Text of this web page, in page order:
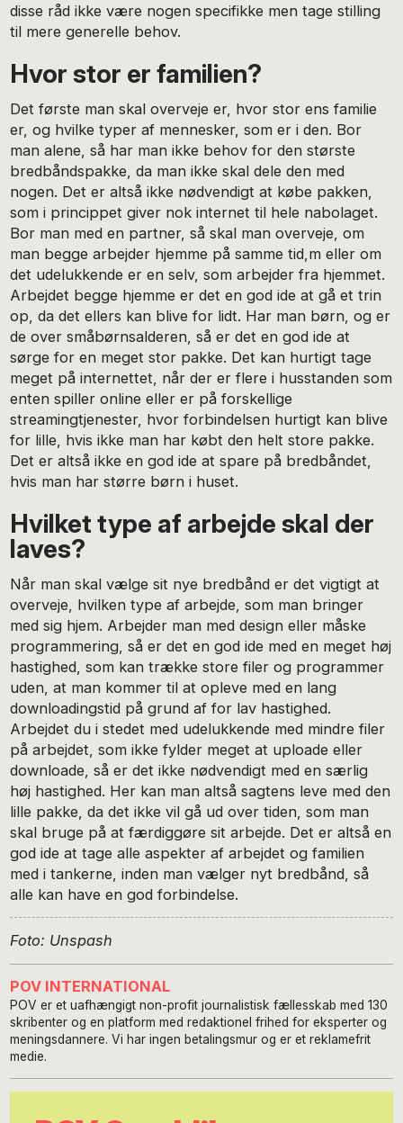
disse råd ikke være nogen specifikke men tage stilling
til mere generelle behov.
Hvor stor er familien?
Det første man skal overveje er, hvor stor ens familie
er, og hvilke typer af mennesker, som er i den. Bor
man alene, så har man ikke behov for den største
bredbåndspakke, da man ikke skal dele den med
nogen. Det er altså ikke nødvendigt at købe pakken,
som i princippet giver nok internet til hele nabolaget.
Bor man med en partner, så skal man overveje, om
man begge arbejder hjemme på samme tid,m eller om
det udelukkende er en selv, som arbejder fra hjemmet.
Arbejdet begge hjemme er det en god ide at gå et trin
op, da det ellers kan blive for lidt. Har man børn, og er
de over småbørnsalderen, så er det en god ide at
sørge for en meget stor pakke. Det kan hurtigt tage
meget på internettet, når der er flere i husstanden som
enten spiller online eller er på forskellige
streamingtjenester, hvor forbindelsen hurtigt kan blive
for lille, hvis ikke man har købt den helt store pakke.
Det er altså ikke en god ide at spare på bredbåndet,
hvis man har større børn i huset.
Hvilket type af arbejde skal der
laves?
Når man skal vælge sit nye bredbånd er det vigtigt at
overveje, hvilken type af arbejde, som man bringer
med sig hjem. Arbejder man med design eller måske
programmering, så er det en god ide med en meget høj
hastighed, som kan trække store filer og programmer
uden, at man kommer til at opleve med en lang
downloadingstid på grund af for lav hastighed.
Arbejdet du i stedet med udelukkende med mindre filer
på arbejdet, som ikke fylder meget at uploade eller
downloade, så er det ikke nødvendigt med en særlig
høj hastighed. Her kan man altså sagtens leve med den
lille pakke, da det ikke vil gå ud over tiden, som man
skal bruge på at færdiggøre sit arbejde. Det er altså en
god ide at tage alle aspekter af arbejdet og familien
med i tankerne, inden man vælger nyt bredbånd, så
alle kan have en god forbindelse.
Foto: Unspash
POV INTERNATIONAL
POV er et uafhængigt non-profit journalistisk fællesskab med 130
skribenter og en platform med redaktionel frihed for eksperter og
meningsdannere. Vi har ingen betalingsmur og er et reklamefrit
medie.